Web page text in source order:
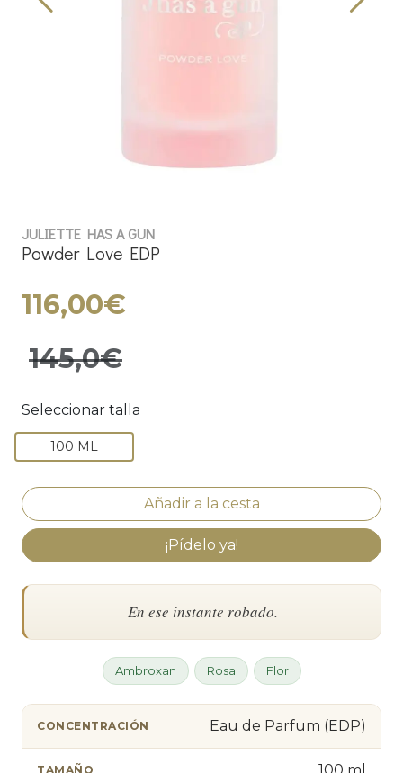
JULIETTE HAS A GUN
Powder Love EDP
116,00€
145,0€
Seleccionar talla
100 ML
¡Pídelo ya!
En ese instante robado.
Ambroxan Rosa Flor
CONCENTRACIÓN Eau de Parfum (EDP)
TAMAÑO 100 ml